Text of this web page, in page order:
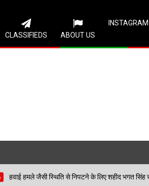
CLASSIFIEDS ABOUT US
INSTAGRAM
06/08/2026 हवाई हमले जैसी स्थिति से